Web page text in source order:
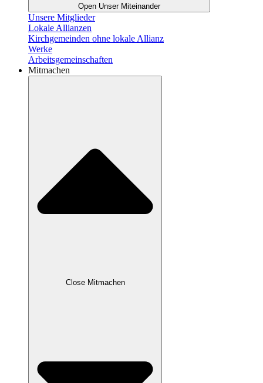
Open Unser Miteinander
Unsere Mitglieder
Lokale Allianzen
Kirchgemeinden ohne lokale Allianz
Werke
Arbeitsgemeinschaften
Mitmachen
Close Mitmachen